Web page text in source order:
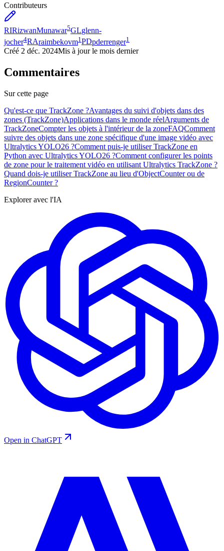
Contributeurs
RIRizwanMunawar5GLglenn-
jocher4RAraimbekovm1 PDpderrenger1
Créé 2 déc. 2024Mis à jour le mois dernier
Commentaires
Sur cette page
Qu'est-ce que TrackZone ?Avantages du suivi d'objets dans des
zones (TrackZone)Applications dans le monde réelArguments de
TrackZoneCompter les objets à l'intérieur de la zoneFAQComment
suivre des objets dans une zone spécifique d'une image vidéo avec
Ultralytics YOLO26 ?Comment puis-je utiliser TrackZone en
Python avec Ultralytics YOLO26 ?Comment configurer les points
de zone pour le traitement vidéo en utilisant Ultralytics TrackZone ?
Quand dois-je utiliser TrackZone au lieu d'ObjectCounter ou de
RegionCounter ?
Explorer avec l'IA
Open in ChatGPT